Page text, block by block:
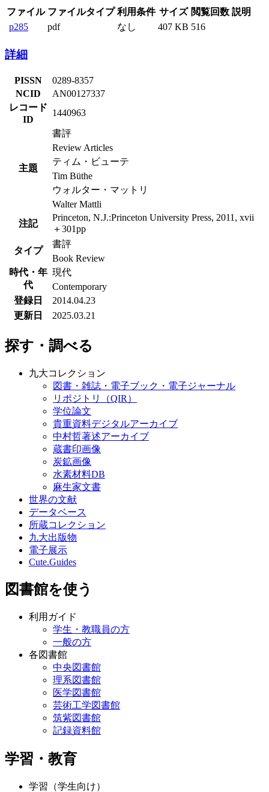
ファイル ファイルタイプ 利用条件 サイズ 閲覧回数 説明
p285
pdf なし 407 KB 516
詳細
PISSN
0289-8357
NCID
AN00127337
レコード
ID
1440963
主題
書評
Review Articles
ティム・ビューテ
Tim Büthe
ウォルター・マットリ
Walter Mattli
注記
Princeton, N.J.:Princeton University Press, 2011, xvii
＋301pp
タイプ
書評
Book Review
時代・年
代
現代
Contemporary
登録日
2014.04.23
更新日
2025.03.21
探す・調べる
九大コレクション
図書・雑誌・電子ブック・電子ジャーナル
リポジトリ（QIR）
学位論文
貴重資料デジタルアーカイブ
中村哲著述アーカイブ
蔵書印画像
炭鉱画像
水素材料DB
麻生家文書
世界の文献
データベース
所蔵コレクション
九大出版物
電子展示
Cute.Guides
図書館を使う
利用ガイド
学生・教職員の方
一般の方
各図書館
中央図書館
理系図書館
医学図書館
芸術工学図書館
筑紫図書館
記録資料館
学習・教育
学習（学生向け）